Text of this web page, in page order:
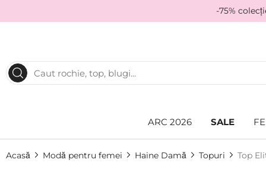
-75%
ARC 2026 SALE
Acasă Modă pentru femei Haine Damă Topuri Top